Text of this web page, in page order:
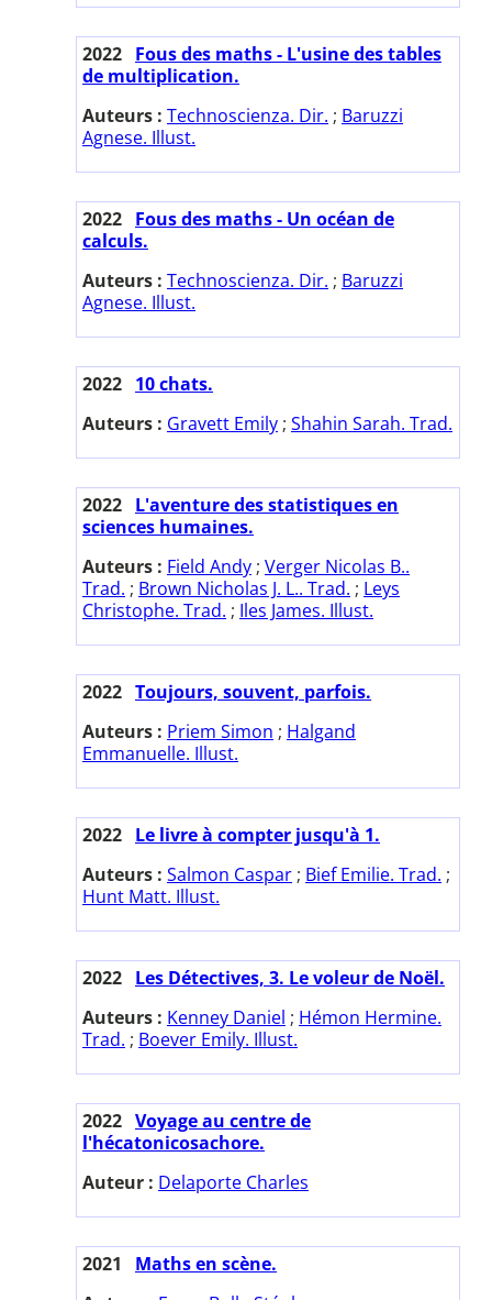
2022 Fous des maths - L'usine des tables
de multiplication.
Auteurs : Technoscienza. Dir. ; Baruzzi
Agnese. Illust.
2022 Fous des maths - Un océan de
calculs.
Auteurs : Technoscienza. Dir. ; Baruzzi
Agnese. Illust.
2022 10 chats.
Auteurs : Gravett Emily ; Shahin Sarah. Trad.
2022 L'aventure des statistiques en
sciences humaines.
Auteurs : Field Andy ; Verger Nicolas B..
Trad. ; Brown Nicholas J. L.. Trad. ; Leys
Christophe. Trad. ; Iles James. Illust.
2022 Toujours, souvent, parfois.
Auteurs : Priem Simon ; Halgand
Emmanuelle. Illust.
2022 Le livre à compter jusqu'à 1.
Auteurs : Salmon Caspar ; Bief Emilie. Trad. ;
Hunt Matt. Illust.
2022 Les Détectives, 3. Le voleur de Noël.
Auteurs : Kenney Daniel ; Hémon Hermine.
Trad. ; Boever Emily. Illust.
2022 Voyage au centre de
l'hécatonicosachore.
Auteur : Delaporte Charles
2021
Maths en scène.